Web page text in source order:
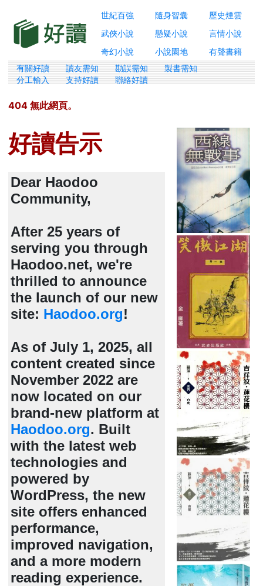
世紀百強 隨身智囊
歷史煙雲
武俠小說
懸疑小說
言情小說
奇幻小說
小說園地 有聲書籍
有關好讀 讀友需知 勘誤需知
製書需知
分工輸入
支持好讀 聯絡好讀
404 無此網頁。
好讀告示
Dear Haodoo
Community,
After 25 years of
serving you through
Haodoo.net, we're
thrilled to announce
the launch of our new
site: Haodoo.org!
As of July 1, 2025, all
content created since
November 2022 are
now located on our
brand-new platform at
Haodoo.org. Built
with the latest web
technologies and
powered by
WordPress, the new
site offers enhanced
performance,
improved navigation,
and a more modern
reading experience.